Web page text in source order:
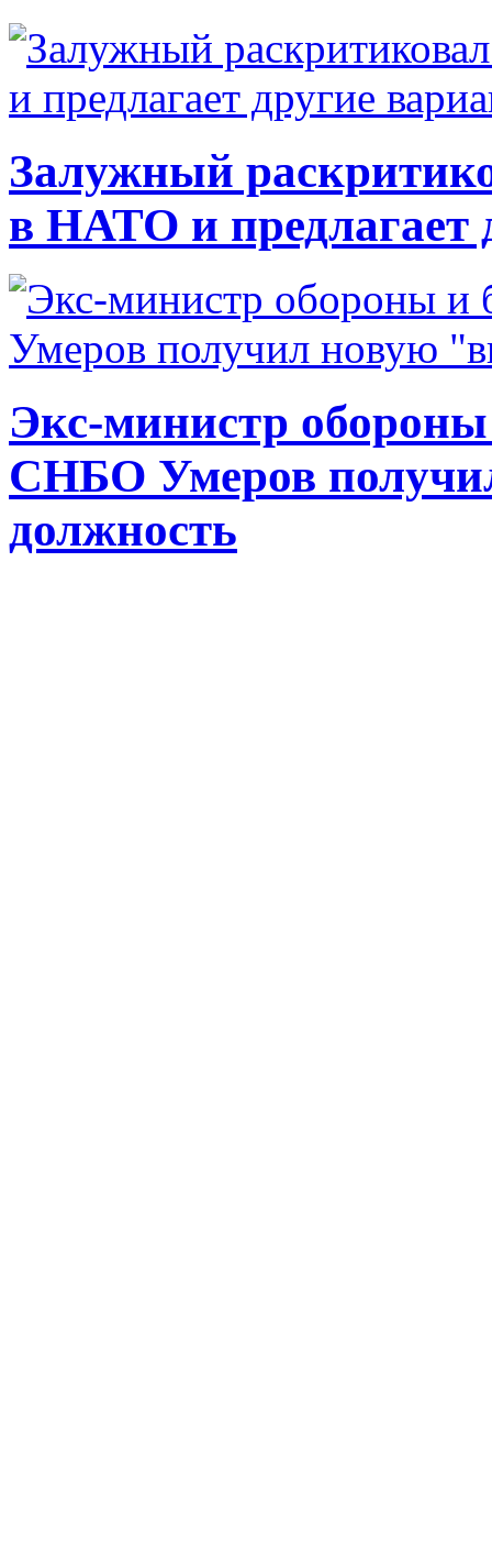
Залужный
в НАТО и предлагает
Экс-министр
СНБО Умеров
должность